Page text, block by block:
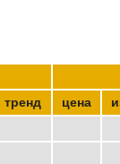
тренд цена